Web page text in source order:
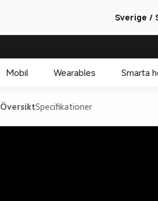
Sverige /
Mobil Wearables Smarta
ÖversiktSpecifikationer